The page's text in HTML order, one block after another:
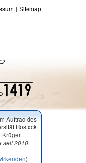
Sitemap
Auftrag des
Rostock
Krüger.
seit 2010.
)